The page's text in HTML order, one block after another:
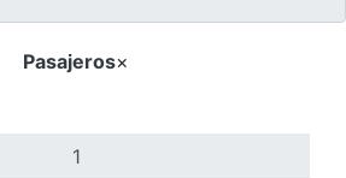
Pasajeros×